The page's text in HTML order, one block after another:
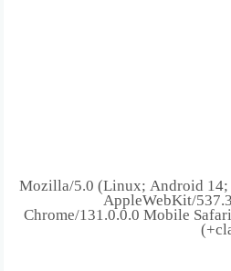
216.73.216.134 Mozilla/5.0 (Linux; Android
AppleWebKit/
Chrome/131.0.0.0 Mobile